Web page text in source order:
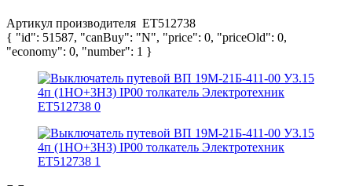
Артикул производителя ET512738
{ "id": 51587, "canBuy": "N", "price": 0, "priceOld": 0,
"economy": 0, "number": 1 }